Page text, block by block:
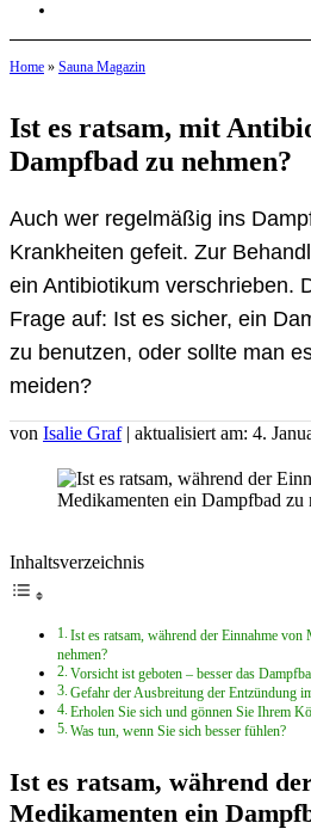
Home » Sauna Magazin
Ist es ratsam, mit
Dampfbad zu nehmen?
Auch wer regelmäßig ins
Krankheiten gefeit. Zur
ein Antibiotikum verschrieben.
Frage auf: Ist es sicher, ein
zu benutzen, oder sollte man
meiden?
von Isalie Graf | aktualisiert am: 4.
Inhaltsverzeichnis
Ist es ratsam, während der Einnahme von
nehmen?
Vorsicht ist geboten – besser das
Gefahr der Ausbreitung der Entzündung
Erholen Sie sich und gönnen Sie Ihrem
Was tun, wenn Sie sich besser fühlen?
Ist es ratsam, während
Medikamenten ein